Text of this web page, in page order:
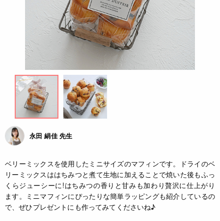
永田 絹佳 先生
ベリーミックスを使用したミニサイズのマフィンです。ドライのベ
リーミックスははちみつと煮て生地に加えることで焼いた後もふっ
くらジューシーに!はちみつの香りと甘みも加わり贅沢に仕上がり
ます。ミニマフィンにぴったりな簡単ラッピングも紹介しているの
で、ぜひプレゼントにも作ってみてくださいね♪